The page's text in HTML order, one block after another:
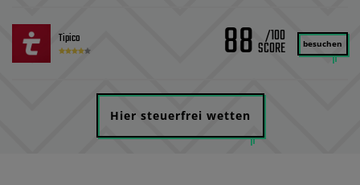
Tipico 88 /100 besuchen
Hier steuerfrei wetten